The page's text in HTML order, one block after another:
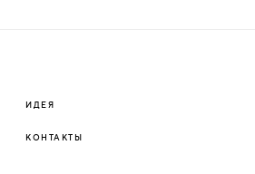
ИДЕЯ
КОНТАКТЫ